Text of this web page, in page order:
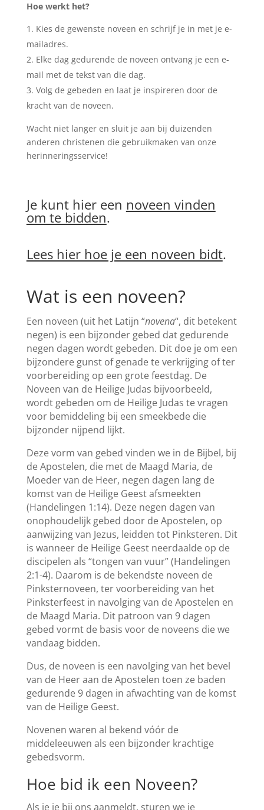
Hoe werkt het?
Kies de gewenste noveen en schrijf je in met je e-
mailadres.
Elke dag gedurende de noveen ontvang je een e-
mail met de tekst van die dag.
Volg de gebeden en laat je inspireren door de
kracht van de noveen.
Wacht niet langer en sluit je aan bij duizenden
anderen christenen die gebruikmaken van onze
herinneringsservice!
Je kunt hier een noveen vinden
om te bidden.
Lees hier hoe je een noveen bidt.
Wat is een noveen?
Een noveen (uit het Latijn “novena“, dit betekent
negen) is een bijzonder gebed dat gedurende
negen dagen wordt gebeden. Dit doe je om een
bijzondere gunst of genade te verkrijging of ter
voorbereiding op een grote feestdag. De
Noveen van de Heilige Judas bijvoorbeeld,
wordt gebeden om de Heilige Judas te vragen
voor bemiddeling bij een smeekbede die
bijzonder nijpend lijkt.
Deze vorm van gebed vinden we in de Bijbel, bij
de Apostelen, die met de Maagd Maria, de
Moeder van de Heer, negen dagen lang de
komst van de Heilige Geest afsmeekten
(Handelingen 1:14). Deze negen dagen van
onophoudelijk gebed door de Apostelen, op
aanwijzing van Jezus, leidden tot Pinksteren. Dit
is wanneer de Heilige Geest neerdaalde op de
discipelen als “tongen van vuur” (Handelingen
2:1-4). Daarom is de bekendste noveen de
Pinksternoveen, ter voorbereiding van het
Pinksterfeest in navolging van de Apostelen en
de Maagd Maria. Dit patroon van 9 dagen
gebed vormt de basis voor de noveens die we
vandaag bidden.
Dus, de noveen is een navolging van het bevel
van de Heer aan de Apostelen toen ze baden
gedurende 9 dagen in afwachting van de komst
van de Heilige Geest.
Novenen waren al bekend vóór de
middeleeuwen als een bijzonder krachtige
gebedsvorm.
Hoe bid ik een Noveen?
Als je je bij ons aanmeldt, sturen we je